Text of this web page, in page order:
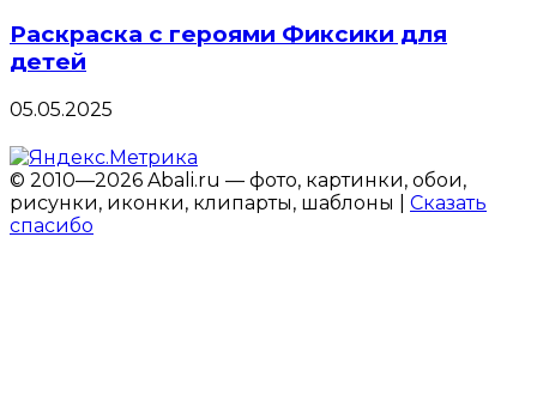
Раскраска с героями Фиксики для
детей
05.05.2025
© 2010—2026 Abali.ru — фото, картинки, обои,
рисунки, иконки, клипарты, шаблоны | Сказать
спасибо